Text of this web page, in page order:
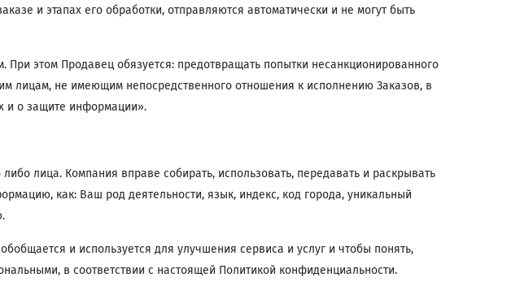
и этапах его обработки, отправляются автоматически и не могут быть
этом Продавец обязуется: предотвращать попытки несанкционированного
лицам, не имеющим непосредственного отношения к исполнению Заказов, в
и о защите информации».
лица. Компания вправе собирать, использовать, передавать и раскрывать
как: Ваш род деятельности, язык, индекс, код города, уникальный
и используется для улучшения сервиса и услуг и чтобы понять,
в соответствии с настоящей Политикой конфиденциальности.